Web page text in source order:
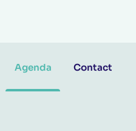
Agenda Contact